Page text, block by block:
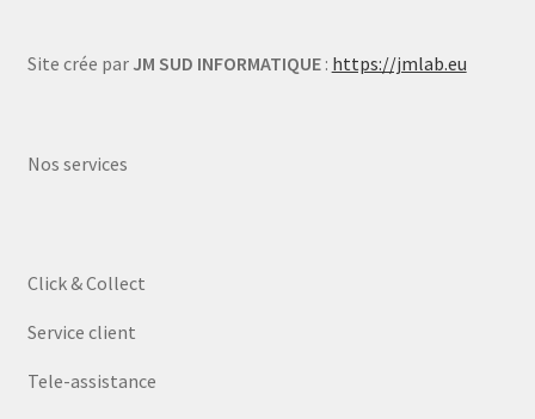
Site crée par JM SUD INFORMATIQUE: https://jmlab.eu
Nos services
Click & Collect
Service client
Tele-assistance